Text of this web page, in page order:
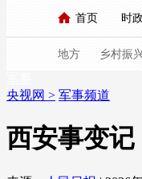
首页 时政
人民领袖习近平
直播
海外频道
地方 乡村振
央视网 > 军事频道
西安事变记